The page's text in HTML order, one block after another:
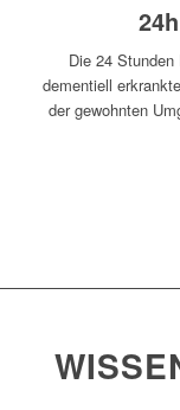
Die 24
dementiell
der gewohnten